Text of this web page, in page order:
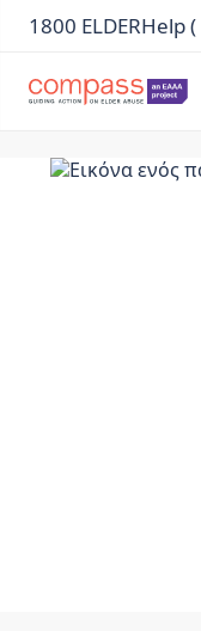
1800 ELDERHelp (